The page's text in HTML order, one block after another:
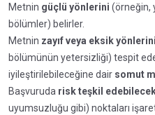
Metnin güçlü yönlerini (örneğin,
bölümler) belirler.
Metnin zayıf veya eksik yönlerini
bölümünün yetersizliği) tespit
iyileştirilebileceğine dair somut
Başvuruda risk teşkil
uyumsuzluğu gibi) noktaları